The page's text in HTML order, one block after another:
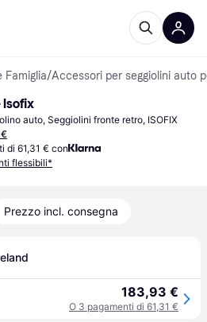
Famiglia/Accessori per seggiolini auto
Isofix
auto, Seggiolini fronte retro, ISOFIX
di 61,31 € con
flessibili*
Prezzo incl. consegna
183,93 €
O 3 pagamenti di 61,31 €